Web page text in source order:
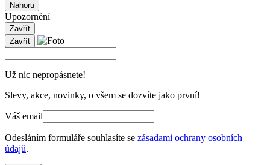
Nahoru
Upozornění
Zavřít
Zavřít
Už nic nepropásnete!
Slevy, akce, novinky, o všem se dozvíte jako první!
Váš email
Odesláním formuláře souhlasíte se zásadami ochrany osobních
údajů.